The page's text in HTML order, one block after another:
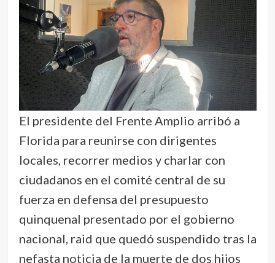
El presidente del Frente Amplio arribó a
Florida para reunirse con dirigentes
locales, recorrer medios y charlar con
ciudadanos en el comité central de su
fuerza en defensa del presupuesto
quinquenal presentado por el gobierno
nacional, raid que quedó suspendido tras la
nefasta noticia de la muerte de dos hijos